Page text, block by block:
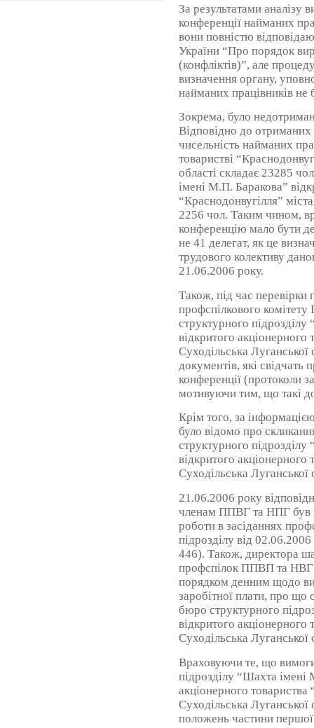
За результатами аналізу
конференції найманих
вони повністю
України “Про порядок
(конфліктів)”, але
визначення органу,
найманих працівників не
Зокрема, було
Відповідно до
чисельність найманих
товаристві
області складає 23285
імені М.П. Баракова”
“Краснодонвугілля”
2256 чол. Таким чином,
конференцію мало бути
не 41 делегат, як це
трудового колективу
21.06.2006 року.
Також, під час
профспілкового
структурного
відкритого акціонерного
Суходільська
документів, які свідчать
конференції (протоколи
мотивуючи тим, що такі
Крім того, за
було відомо про
структурного
відкритого акціонерного
Суходільська Луганської
21.06.2006 року
членам ППВГ та НПГ був
роботи в засіданнях
підрозділу від
446). Також, директора
профспілок ППВП та НВГ
порядком денним щодо
заробітної плати, про що
бюро структурного
відкритого акціонерного
Суходільська Луганської
Враховуючи те, що
підрозділу “Шахта
акціонерного товариства
Суходільська
положень частини